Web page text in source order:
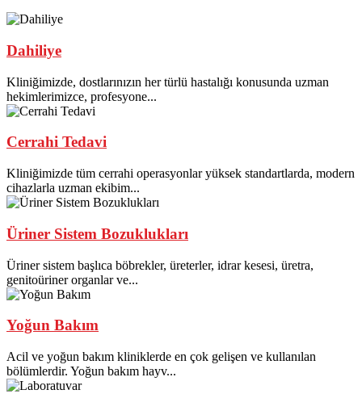
Dahiliye
Kliniğimizde, dostlarınızın her türlü hastalığı konusunda uzman
hekimlerimizce, profesyone...
Cerrahi Tedavi
Kliniğimizde tüm cerrahi operasyonlar yüksek standartlarda, modern
cihazlarla uzman ekibim...
Üriner Sistem Bozuklukları
Üriner sistem başlıca böbrekler, üreterler, idrar kesesi, üretra,
genitoüriner organlar ve...
Yoğun Bakım
Acil ve yoğun bakım kliniklerde en çok gelişen ve kullanılan
bölümlerdir. Yoğun bakım hayv...